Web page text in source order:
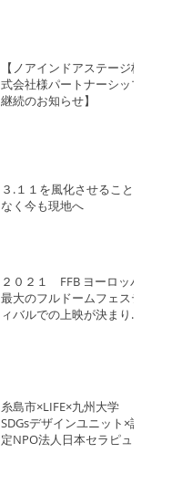
【ノアインドアステージ株
式会社様パートナーシップ
継続のお知らせ】
３.１１を風化させること
なく今も現地へ
２０２１ FFB ヨーロッパ
最大のフルドームフェステ
ィバルでの上映が決まりま
糸島市×LIFE×九州大学
SDGsデザインユニット×認
定NPO法人日本セラピュー